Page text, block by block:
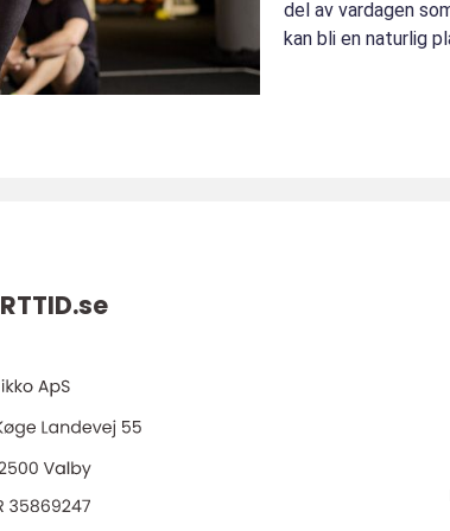
del av vardagen
kan bli en naturlig
se